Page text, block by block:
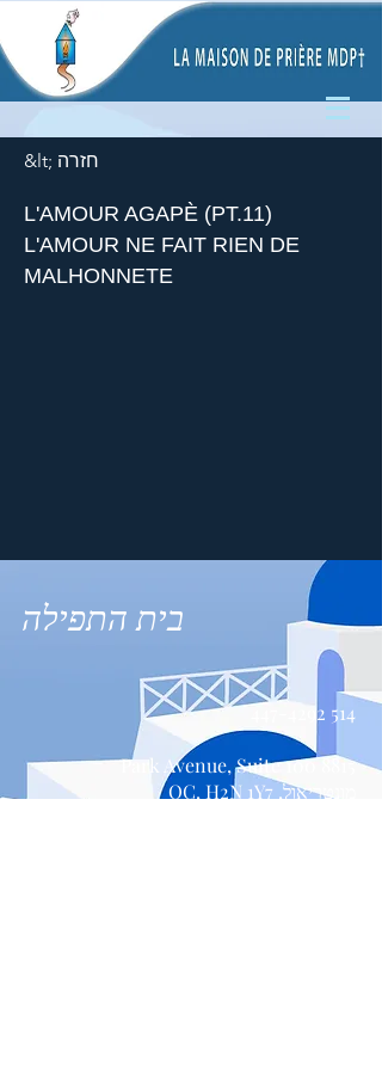
&lt; חזרה
L'AMOUR AGAPÈ (PT.11)
L'AMOUR NE FAIT RIEN DE
MALHONNETE
בית התפילה
514 447-4292
8815 Park Avenue, Suite 100
מונטריאול, QC, H2N 1Y7